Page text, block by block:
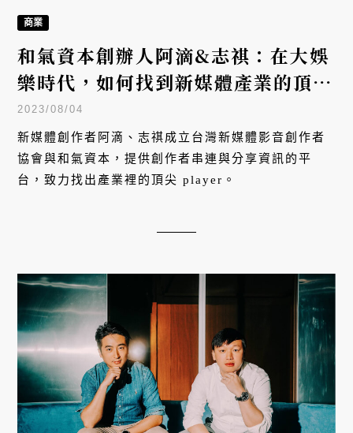
商業
和氣資本創辦人阿滴&志祺：在大娛
樂時代，如何找到新媒體產業的頂尖
Player？
2023/08/04
新媒體創作者阿滴、志祺成立台灣新媒體影音創作者
協會與和氣資本，提供創作者串連與分享資訊的平
台，致力找出產業裡的頂尖 player。